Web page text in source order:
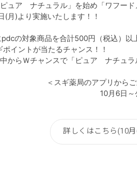
ュア ナチュラル」を始め「ワフー
(月)より実施いたします！！
の対象商品を合計500円（税込）
イントが当たるチャンス！！
からＷチャンスで「ピュア ナチュ
＜スギ薬局のアプリから
10月6日～
詳しくはこちら(10月